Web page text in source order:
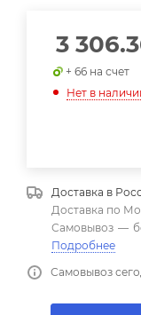
3
+ 66 на счет
Нет в
Доставка в
Доставка по
Самовывоз —
Подробнее
Самовывоз